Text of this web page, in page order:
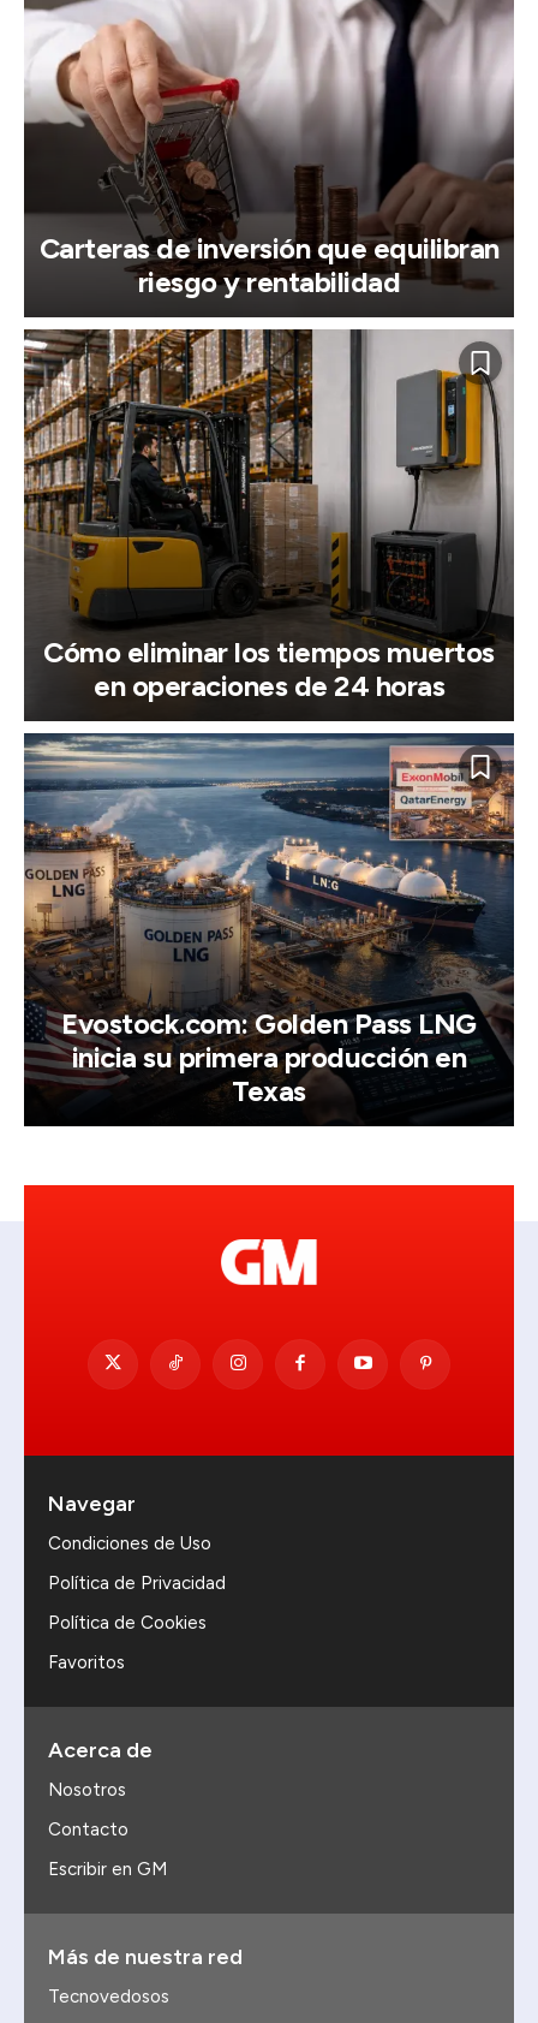
Carteras de inversión que equilibran
riesgo y rentabilidad
Cómo eliminar los tiempos muertos
en operaciones de 24 horas
Evostock.com: Golden Pass LNG
inicia su primera producción en
Texas
Navegar
Condiciones de Uso
Política de Privacidad
Política de Cookies
Favoritos
Acerca de
Nosotros
Contacto
Escribir en GM
Más de nuestra red
Tecnovedosos